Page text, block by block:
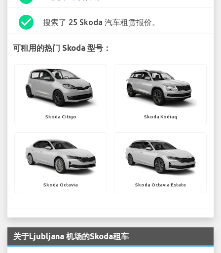
check_circle 搜索了 25 Skoda 汽车租赁报价。
可租用的热门 Skoda 型号：
Skoda Citigo Skoda Kodiaq
Skoda Octavia Skoda Octavia Estate
关于Ljubljana 机场的Skoda租车